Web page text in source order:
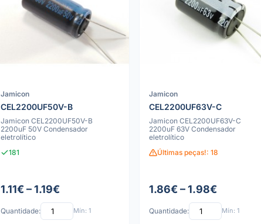
Jamicon
CEL2200UF50V-B
Jamicon CEL2200UF50V-B
2200uF 50V Condensador
eletrolítico
181
1.11€ – 1.19€
Quantidade: Mín: 1
Jamicon
CEL2200UF63V-C
Jamicon CEL2200UF63V-C
2200uF 63V Condensador
eletrolítico
Últimas peças!: 18
1.86€ – 1.98€
Quantidade: Mín: 1